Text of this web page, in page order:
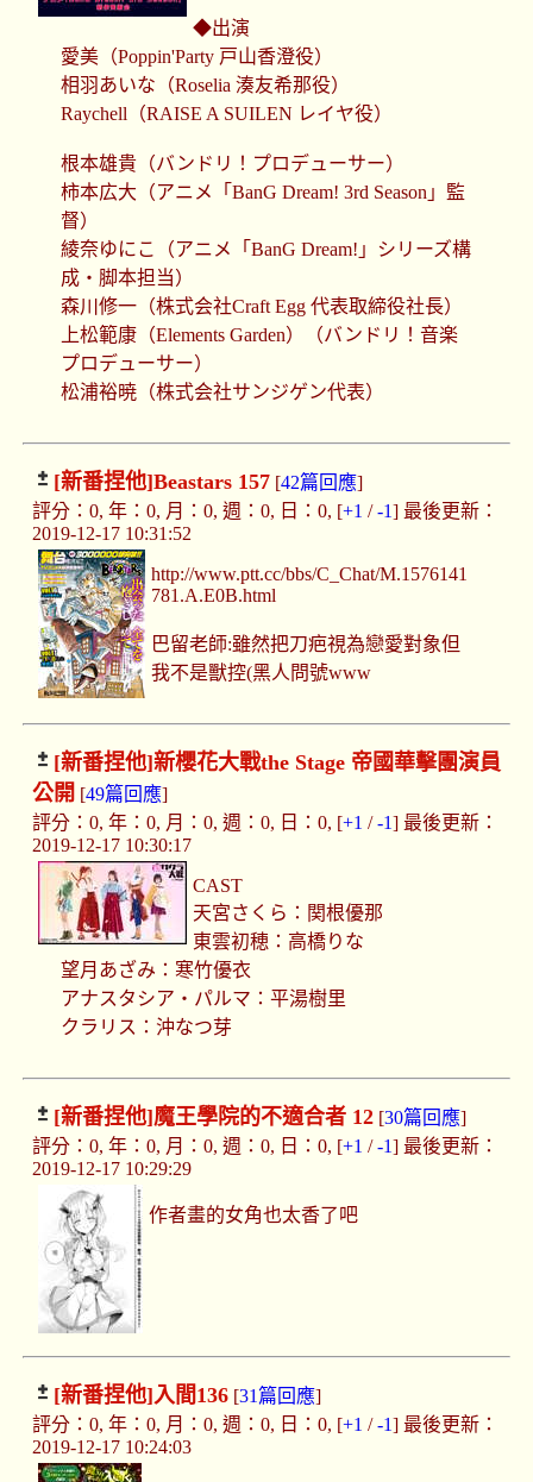
◆出演
愛美（Poppin'Party 戸山香澄役）
相羽あいな（Roselia 湊友希那役）
Raychell（RAISE A SUILEN レイヤ役）
根本雄貴（バンドリ！プロデューサー）
柿本広大（アニメ「BanG Dream! 3rd Season」監
督）
綾奈ゆにこ（アニメ「BanG Dream!」シリーズ構
成・脚本担当）
森川修一（株式会社Craft Egg 代表取締役社長）
上松範康（Elements Garden）（バンドリ！音楽
プロデューサー）
松浦裕暁（株式会社サンジゲン代表）
[新番捏他]Beastars 157[42篇回應]
評分：0, 年：0, 月：0, 週：0, 日：0, [+1 /-1] 最後更新：
2019-12-17 10:31:52
http://www.ptt.cc/bbs/C_Chat/M.1576141
781.A.E0B.html
巴留老師:雖然把刀疤視為戀愛對象但
我不是獸控(黑人問號www
[新番捏他]新櫻花大戰the Stage 帝國華擊團演員
公開 [49篇回應]
評分：0, 年：0, 月：0, 週：0, 日：0, [+1 /-1] 最後更新：
2019-12-17 10:30:17
CAST
天宮さくら：関根優那
東雲初穂：高橋りな
望月あざみ：寒竹優衣
アナスタシア・パルマ：平湯樹里
クラリス：沖なつ芽
[新番捏他]魔王學院的不適合者 12[30篇回應]
評分：0, 年：0, 月：0, 週：0, 日：0, [+1 /-1] 最後更新：
2019-12-17 10:29:29
作者畫的女角也太香了吧
[新番捏他]入間136[31篇回應]
評分：0, 年：0, 月：0, 週：0, 日：0, [+1 /-1] 最後更新：
2019-12-17 10:24:03